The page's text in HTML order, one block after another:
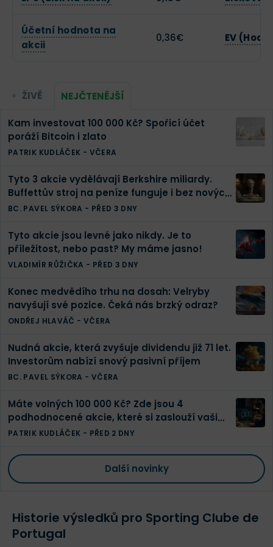
Účetní hodnota na
akcii
0,36€ EV
ŽIVĚ NEJČTENĚJŠÍ
Kam investovat 100 000 Kč? Spořicí účet
poráží Bitcoin i zlato
PATRIK KUDLÁČEK - VČERA
Tyto 3 akcie vydělávají Berkshire miliardy.
Buffettův stroj na peníze funguje i bez nových
investic
BC. PAVEL SÝKORA - PŘED 3 DNY
Tyto akcie jsou levné jako nikdy. Je to
příležitost, nebo past? My máme jasno!
VLADIMÍR RŮŽIČKA - PŘED 3 DNY
Konec medvědího trhu na dosah: Velryby
navyšují své pozice. Čeká nás brzký odraz?
ONDŘEJ HLAVÁČ - VČERA
Nudná akcie, která zvyšuje dividendu již 71 let.
Investorům nabízí snový pasivní příjem
BC. PAVEL SÝKORA - VČERA
Máte volných 100 000 Kč? Zde jsou 4
podhodnocené akcie, které si zaslouží vaši
pozornost
PATRIK KUDLÁČEK - PŘED 2 DNY
Další novinky
Historie výsledků pro Sporting Clube de
Portugal